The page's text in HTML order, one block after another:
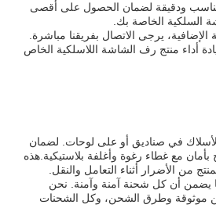
ودقيقة لضمان الحصول على أقصى
السلكية الخاصة بك.
يرجى الاتصال بفريقنا مباشرة.
أداء منتج رف الشاشة اللاسلكية الخاص
في صناديق أو على لوحات. لضمان
مع غطاء رغوة وأغلفة بلاستيكية.هذه
من الأضرار أثناء التعامل والنقل.
يضمن أن كل شحنة آمنة وآمنة. نحن
موثوقة وطرق الشحن، وكل الشحنات